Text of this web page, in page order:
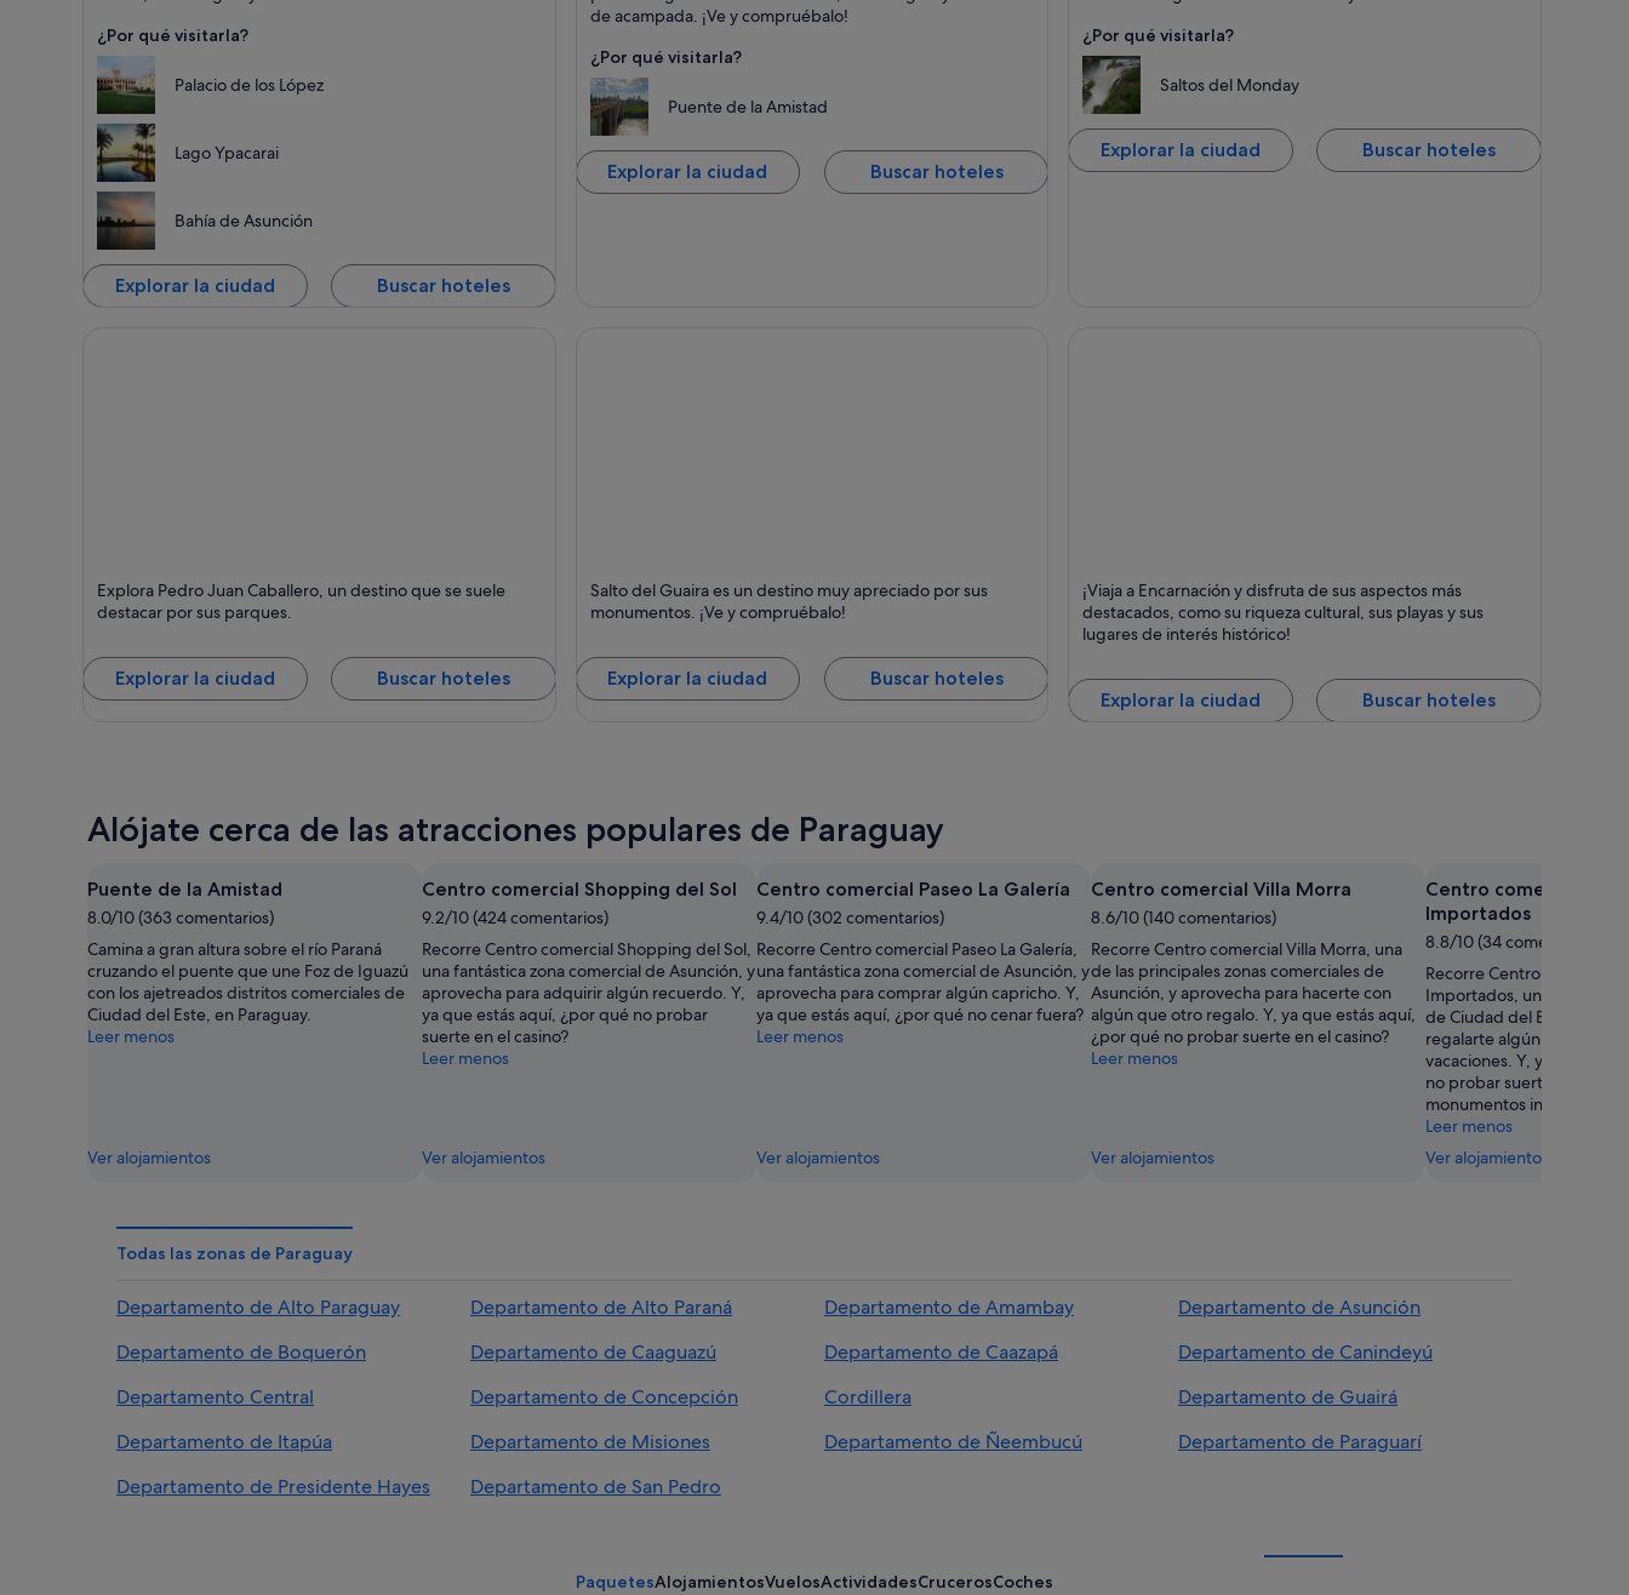
¿Por qué visitarla?
Palacio de los López
Lago Ypacarai
Bahía de Asunción
Explorar la ciudad Buscar hoteles
Visitas guiadas y Caza
de acampada. ¡Ve y compruébalo!
¿Por qué visitarla?
Puente de la Amistad
Explorar la ciudad Buscar hoteles
¿Por qué visitarla?
Saltos del Monday
Explorar la ciudad Buscar hoteles
Caballero
Punto fuerte:
naturales
Explora Pedro Juan Caballero, un destino que se suele
destacar por sus parques.
Explorar la ciudad Buscar hoteles
Puntos fuertes: Compras y Monumentos
Salto del Guaira es un destino muy apreciado por sus
monumentos. ¡Ve y compruébalo!
Explorar la ciudad Buscar hoteles
Puntos fuertes: Personas amables, Playas y Bares
¡Viaja a Encarnación y disfruta de sus aspectos más
destacados, como su riqueza cultural, sus playas y sus
lugares de interés histórico!
Explorar la ciudad Buscar hoteles
Alójate cerca de las atracciones populares de Paraguay
Puente de la Amistad
8.0/10 (363 comentarios)
Camina a gran altura sobre el río Paraná
cruzando el puente que une Foz de Iguazú
con los ajetreados distritos comerciales de
Ciudad del Este, en Paraguay.
Leer menos
Ver alojamientos
Centro comercial Shopping del Sol
9.2/10 (424 comentarios)
Recorre Centro comercial Shopping del Sol,
una fantástica zona comercial de Asunción, y
aprovecha para adquirir algún recuerdo. Y,
ya que estás aquí, ¿por qué no probar
suerte en el casino?
Leer menos
Ver alojamientos
Centro comercial Paseo La Galería
9.4/10 (302 comentarios)
Recorre Centro comercial Paseo La Galería,
una fantástica zona comercial de Asunción, y
aprovecha para comprar algún capricho. Y,
ya que estás aquí, ¿por qué no cenar fuera?
Leer menos
Ver alojamientos
Centro comercial Villa Morra
8.6/10 (140 comentarios)
Recorre Centro comercial Villa Morra, una
de las principales zonas comerciales de
Asunción, y aprovecha para hacerte con
algún que otro regalo. Y, ya que estás aquí,
¿por qué no probar suerte en el casino?
Leer menos
Ver alojamientos
Centro comercial
Importados
8.8/10 (34 comentarios)
Recorre Centro comercial
Importados, una
de Ciudad del Este, y
regalarte algún que otro
vacaciones. Y, ya que
no probar suerte en el
monumentos
Leer menos
Ver alojamientos
Todas las zonas de Paraguay
Departamento de Alto Paraguay Departamento de Alto Paraná Departamento de Amambay
Departamento de Asunción
Departamento de Boquerón
Departamento de Caaguazú Departamento de Caazapá
Departamento de Canindeyú
Departamento Central
Departamento de Concepción Cordillera
Departamento de Guairá
Departamento de Itapúa
Departamento de Misiones Departamento de Ñeembucú
Departamento de Paraguarí
Departamento de Presidente Hayes
Departamento de San Pedro
PaquetesAlojamientosVuelosActividadesCrucerosCoches